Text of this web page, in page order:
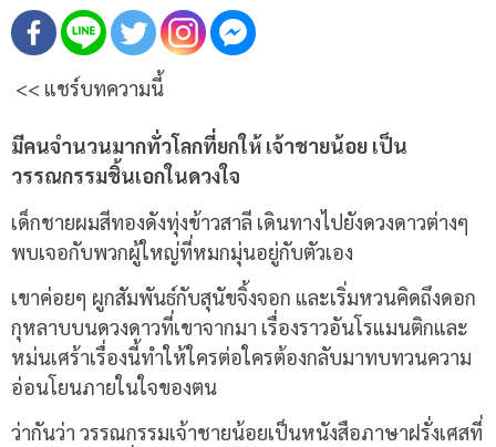
<< แชร์บทความนี้
มีคนจำนวนมากทั่วโลกที่ยกให้ เจ้าชายน้อย เป็น
วรรณกรรมชิ้นเอกในดวงใจ
เด็กชายผมสีทองดังทุ่งข้าวสาลี เดินทางไปยังดวงดาวต่างๆ
พบเจอกับพวกผู้ใหญ่ที่หมกมุ่นอยู่กับตัวเอง
เขาค่อยๆ ผูกสัมพันธ์กับสุนัขจิ้งจอก และเริ่มหวนคิดถึงดอก
กุหลาบบนดวงดาวที่เขาจากมา เรื่องราวอันโรแมนติกและ
หม่นเศร้าเรื่องนี้ทำให้ใครต่อใครต้องกลับมาทบทวนความ
อ่อนโยนภายในใจของตน
ว่ากันว่า วรรณกรรมเจ้าชายน้อยเป็นหนังสือภาษาฝรั่งเศสที่